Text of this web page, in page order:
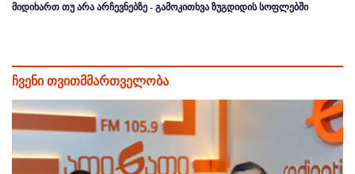
მიდიხართ თუ არა არჩევნებზე - გამოკითხვა ზუგდიდის სოფლებში
ჩვენი თვითმმართველობა